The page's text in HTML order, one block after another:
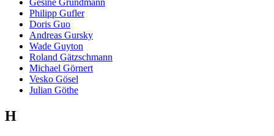
Gesine Grundmann
Philipp Gufler
Doris Guo
Andreas Gursky
Wade Guyton
Roland Gätzschmann
Michael Görnert
Vesko Gösel
Julian Göthe
H